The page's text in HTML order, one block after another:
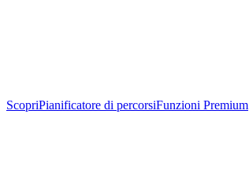
ScopriPianificatore di percorsiFunzioni Premium